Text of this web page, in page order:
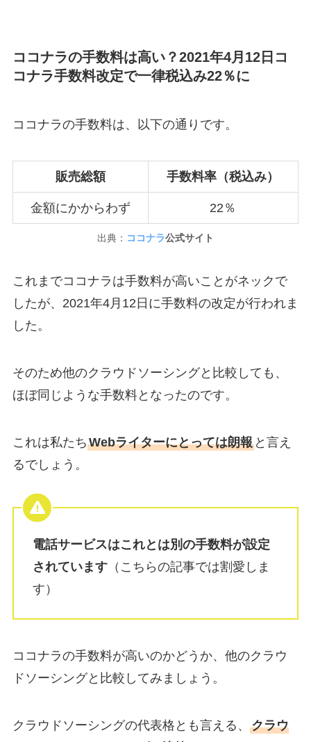
ココナラの手数料は高い？2021年4月12日コ
コナラ手数料改定で一律税込み22％に
ココナラの手数料は、以下の通りです。
販売総額 手数料率（税込み）
金額にかからわず 22％
出典： ココナラ公式サイト
これまでココナラは手数料が高いことがネックで
したが、2021年4月12日に手数料の改定が行われま
した。
そのため他のクラウドソーシングと比較しても、
ほぼ同じような手数料となったのです。
これは私たちWebライターにとっては朗報と言え
るでしょう。
電話サービスはこれとは別の手数料が設定
されています（こちらの記事では割愛しま
す）
ココナラの手数料が高いのかどうか、他のクラウ
ドソーシングと比較してみましょう。
クラウドソーシングの代表格とも言える、 クラウ